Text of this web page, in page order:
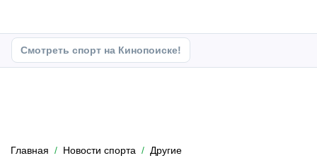
Смотреть спорт на Кинопоиске!
Главная Новости спорта Другие